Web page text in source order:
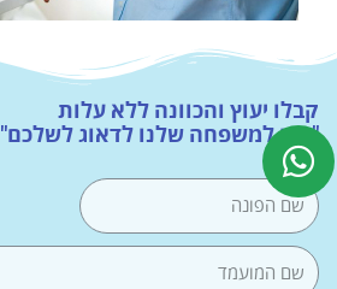
קבלו יעוץ והכוונה ללא עלות
"תנו למשפחה שלנו לדאוג לשלכם"